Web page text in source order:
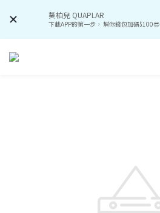
葵柏兒 QUAPLAR
下載APP的第一步， 幫你錢包加碼$100😎